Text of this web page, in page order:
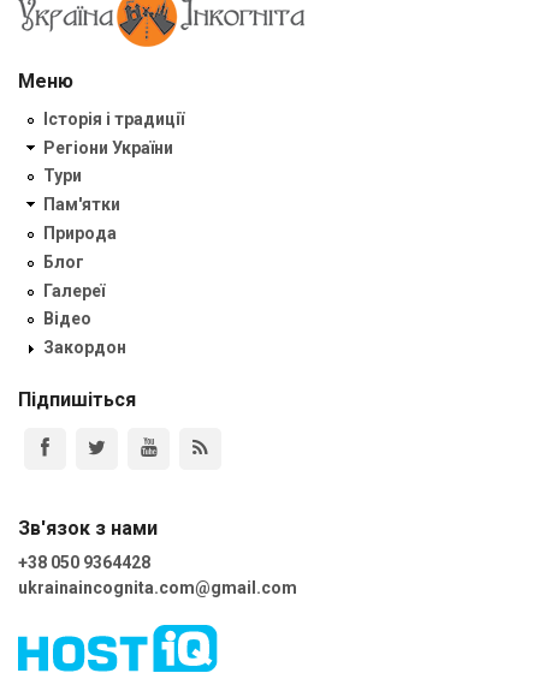
Меню
Історія і традиції
Регіони України
Тури
Пам'ятки
Природа
Блог
Галереї
Відео
Закордон
Підпишіться
Зв'язок з нами
+38 050 9364428
ukrainaincognita.com@gmail.com